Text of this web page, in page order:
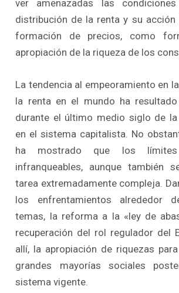
ver amenazadas las
distribución de la renta y su
formación de precios, como
apropiación de la riqueza de los
La tendencia al empeoramiento en
la renta en el mundo ha
durante el último medio siglo de
en el sistema capitalista. No
ha mostrado que los
infranqueables, aunque también
tarea extremadamente compleja.
los enfrentamientos alrededor
temas, la reforma a la «ley de
recuperación del rol regulador del
allí, la apropiación de riquezas
grandes mayorías sociales
sistema vigente.